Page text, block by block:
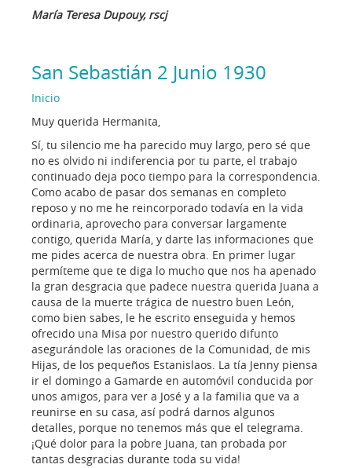
María Teresa Dupouy, rscj
San Sebastián 2 Junio 1930
Inicio
Muy querida Hermanita,
Sí, tu silencio me ha parecido muy largo, pero sé que
no es olvido ni indiferencia por tu parte, el trabajo
continuado deja poco tiempo para la correspondencia.
Como acabo de pasar dos semanas en completo
reposo y no me he reincorporado todavía en la vida
ordinaria, aprovecho para conversar largamente
contigo, querida María, y darte las informaciones que
me pides acerca de nuestra obra. En primer lugar
permíteme que te diga lo mucho que nos ha apenado
la gran desgracia que padece nuestra querida Juana a
causa de la muerte trágica de nuestro buen León,
como bien sabes, le he escrito enseguida y hemos
ofrecido una Misa por nuestro querido difunto
asegurándole las oraciones de la Comunidad, de mis
Hijas, de los pequeños Estanislaos. La tía Jenny piensa
ir el domingo a Gamarde en automóvil conducida por
unos amigos, para ver a José y a la familia que va a
reunirse en su casa, así podrá darnos algunos
detalles, porque no tenemos más que el telegrama.
¡Qué dolor para la pobre Juana, tan probada por
tantas desgracias durante toda su vida!